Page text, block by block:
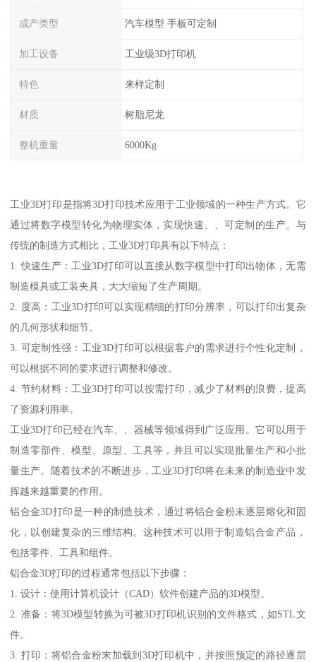
成产类型 汽车模型 手板可定制
加工设备 工业级3D打印机
特色 来样定制
材质 树脂尼龙
整机重量 6000Kg
工业3D打印是指将3D打印技术应用于工业领域的一种生产方式。它
通过将数字模型转化为物理实体，实现快速、、可定制的生产。与
传统的制造方式相比，工业3D打印具有以下特点：
1. 快速生产：工业3D打印可以直接从数字模型中打印出物体，无需
制造模具或工装夹具，大大缩短了生产周期。
2. 度高：工业3D打印可以实现精细的打印分辨率，可以打印出复杂
的几何形状和细节。
3. 可定制性强：工业3D打印可以根据客户的需求进行个性化定制，
可以根据不同的要求进行调整和修改。
4. 节约材料：工业3D打印可以按需打印，减少了材料的浪费，提高
了资源利用率。
工业3D打印已经在汽车、、器械等领域得到广泛应用。它可以用于
制造零部件、模型、原型、工具等，并且可以实现批量生产和小批
量生产。随着技术的不断进步，工业3D打印将在未来的制造业中发
挥越来越重要的作用。
铝合金3D打印是一种的制造技术，通过将铝合金粉末逐层熔化和固
化，以创建复杂的三维结构。这种技术可以用于制造铝合金产品，
包括零件、工具和组件。
铝合金3D打印的过程通常包括以下步骤：
1. 设计：使用计算机设计（CAD）软件创建产品的3D模型。
2. 准备：将3D模型转换为可被3D打印机识别的文件格式，如STL文
件。
3. 打印：将铝合金粉末加载到3D打印机中，并按照预定的路径逐层